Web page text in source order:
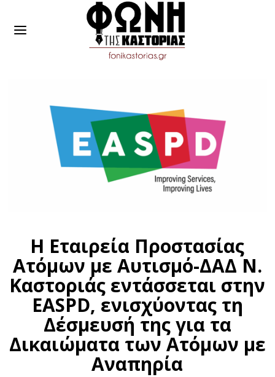
Η Εταιρεία Προστασίας
Ατόμων με Αυτισμό-ΔΑΔ Ν.
Καστοριάς εντάσσεται στην
EASPD, ενισχύοντας τη
Δέσμευσή της για τα
Δικαιώματα των Ατόμων με
Αναπηρία